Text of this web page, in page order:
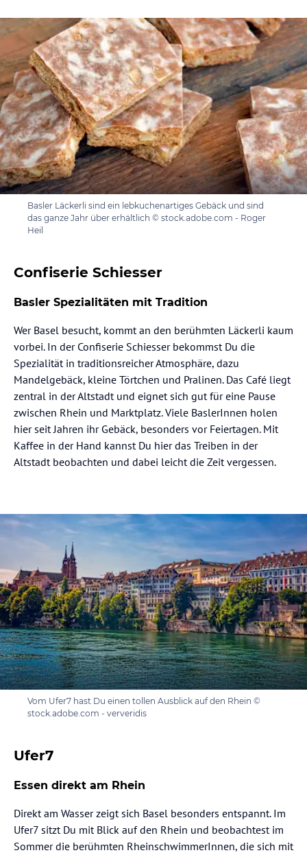
Basler Läckerli sind ein lebkuchenartiges Gebäck und sind
das ganze Jahr über erhältlich © stock.adobe.com - Roger
Heil
Confiserie Schiesser
Basler Spezialitäten mit Tradition
Wer Basel besucht, kommt an den berühmten Läckerli kaum
vorbei. In der Confiserie Schiesser bekommst Du die
Spezialität in traditionsreicher Atmosphäre, dazu
Mandelgebäck, kleine Törtchen und Pralinen. Das Café liegt
zentral in der Altstadt und eignet sich gut für eine Pause
zwischen Rhein und Marktplatz. Viele BaslerInnen holen
hier seit Jahren ihr Gebäck, besonders vor Feiertagen. Mit
Kaffee in der Hand kannst Du hier das Treiben in der
Altstadt beobachten und dabei leicht die Zeit vergessen.
Vom Ufer7 hast Du einen tollen Ausblick auf den Rhein ©
stock.adobe.com - ververidis
Ufer7
Essen direkt am Rhein
Direkt am Wasser zeigt sich Basel besonders entspannt. Im
Ufer7 sitzt Du mit Blick auf den Rhein und beobachtest im
Sommer die berühmten RheinschwimmerInnen, die sich mit